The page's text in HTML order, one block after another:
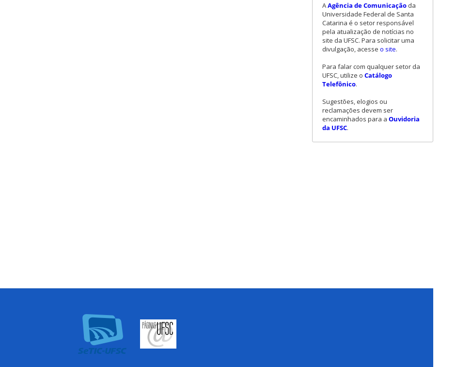
AAgência de Comunicação da
Universidade Federal de Santa
Catarina é o setor responsável
pela atualização de notícias no
site da UFSC. Para solicitar uma
divulgação, acesse o site.
Para falar com qualquer setor da
UFSC, utilize o Catálogo
Telefônico.
Sugestões, elogios ou
reclamações devem ser
encaminhados para a Ouvidoria
da UFSC.